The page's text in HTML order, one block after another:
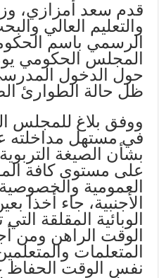
قدم سعد أمزازي،
والتعليم العالي
الرسمي باسم
المجلس الحكومي
ظل حالة الطوارئ
ووفق بلاغ للمجلس
في مستهل مداخلته
بشأن الصيغة
على مستوى كافة
العمومية
الأجنبية، جاء أخذا
الوبائية المقلقة
الوقت الراهن
المتعلمات
نفس الوقت